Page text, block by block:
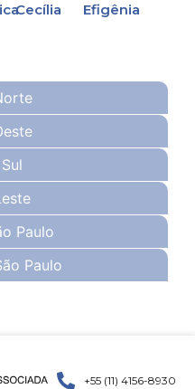
Paulo
Paulo
Cecília
Efigênia
+55 (11) 4156-8930